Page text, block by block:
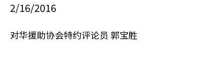
2/16/2016
对华援助协会特约评论员 郭宝胜